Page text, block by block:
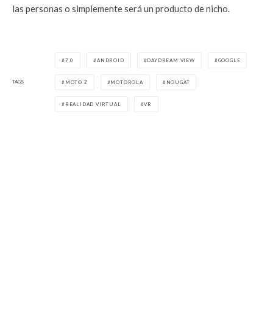
las personas o simplemente será un producto de nicho.
TAGS
7.0 ANDROID DAYDREAM VIEW GOOGLE
MOTO Z MOTOROLA NOUGAT
REALIDAD VIRTUAL VR